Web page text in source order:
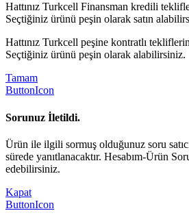
Hattınız Turkcell Finansman kredili
Seçtiğiniz ürünü peşin olarak satın
Hattınız Turkcell peşine kontratlı
Seçtiğiniz ürünü peşin olarak alabilirsiniz.
Tamam
ButtonIcon
Sorunuz İletildi.
Ürün ile ilgili sormuş olduğunuz soru
sürede yanıtlanacaktır. Hesabım-Ürün
edebilirsiniz.
Kapat
ButtonIcon